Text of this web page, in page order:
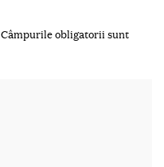
Câmpurile obligatorii sunt